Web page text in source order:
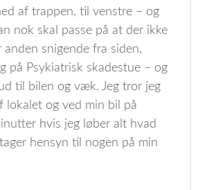
af trappen, til venstre – og
nok skal passe på at der ikke
anden snigende fra siden,
på Psykiatrisk skadestue – og
til bilen og væk. Jeg tror jeg
lokalet og ved min bil på
hvis jeg løber alt hvad
hensyn til nogen på min